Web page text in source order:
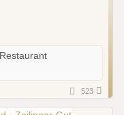
Restaurant
523